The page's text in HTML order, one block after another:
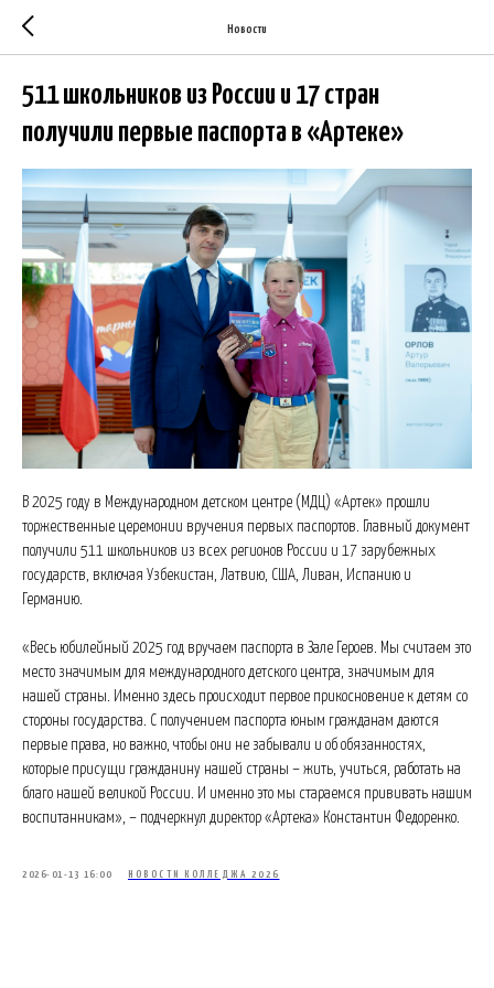
Новости
511 школьников из России и 17 стран
получили первые паспорта в «Артеке»
В 2025 году в Международном детском центре (МДЦ) «Артек» прошли
торжественные церемонии вручения первых паспортов. Главный документ
получили 511 школьников из всех регионов России и 17 зарубежных
государств, включая Узбекистан, Латвию, США, Ливан, Испанию и
Германию.
«Весь юбилейный 2025 год вручаем паспорта в Зале Героев. Мы считаем это
место значимым для международного детского центра, значимым для
нашей страны. Именно здесь происходит первое прикосновение к детям со
стороны государства. С получением паспорта юным гражданам даются
первые права, но важно, чтобы они не забывали и об обязанностях,
которые присущи гражданину нашей страны – жить, учиться, работать на
благо нашей великой России. И именно это мы стараемся прививать нашим
воспитанникам», – подчеркнул директор «Артека» Константин Федоренко.
2026-01-13 16:00 НОВОСТИ КОЛЛЕДЖА 2026